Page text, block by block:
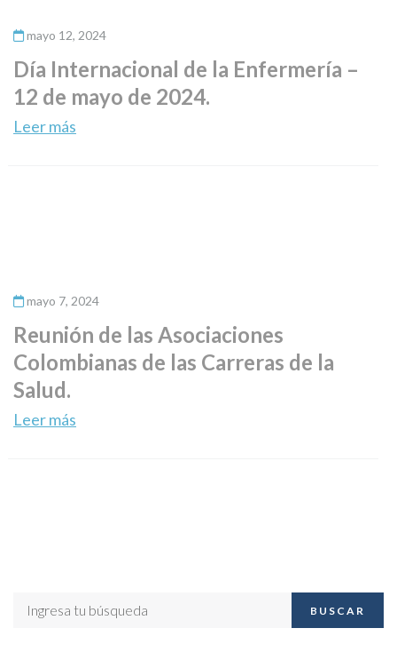
mayo 12, 2024
Día Internacional de la Enfermería –
12 de mayo de 2024.
Leer más
mayo 7, 2024
Reunión de las Asociaciones
Colombianas de las Carreras de la
Salud.
Leer más
BUSCAR